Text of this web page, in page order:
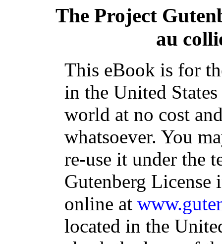
The Project
au
This eBook is for
in the United
world at no cost
whatsoever. You
re-use it under the
Gutenberg
online at
located in the